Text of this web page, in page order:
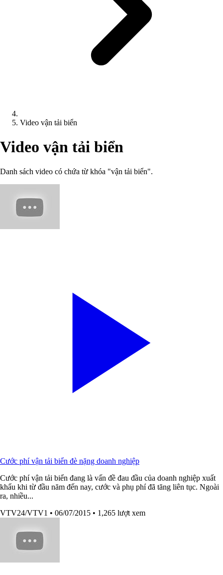
Video vận tải biển
Video vận tải biển
Danh sách video có chứa từ khóa "vận tải biển".
Cước phí vận tải biển đè nặng doanh nghiệp
Cước phí vận tải biển đang là vấn đề đau đầu của doanh nghiệp xuất
khẩu khi từ đầu năm đến nay, cước và phụ phí đã tăng liên tục. Ngoài
ra, nhiều...
VTV24/VTV1 • 06/07/2015 • 1,265 lượt xem